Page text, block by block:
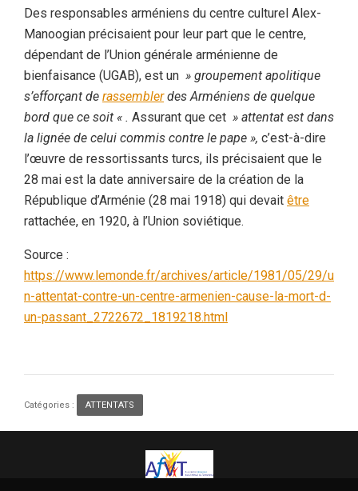
Des responsables arméniens du centre culturel Alex-
Manoogian précisaient pour leur part que le centre,
dépendant de l’Union générale arménienne de
bienfaisance (UGAB), est un » groupement apolitique
s’efforçant de rassemblerdes Arméniens de quelque
bord que ce soit « . Assurant que cet » attentat est dans
la lignée de celui commis contre le pape », c’est-à-dire
l’œuvre de ressortissants turcs, ils précisaient que le
28 mai est la date anniversaire de la création de la
République d’Arménie (28 mai 1918) qui devait être
rattachée, en 1920, à l’Union soviétique.
Source :
https://www.lemonde.fr/archives/article/1981/05/29/u
n-attentat-contre-un-centre-armenien-cause-la-mort-d-
un-passant_2722672_1819218.html
Catégories : ATTENTATS